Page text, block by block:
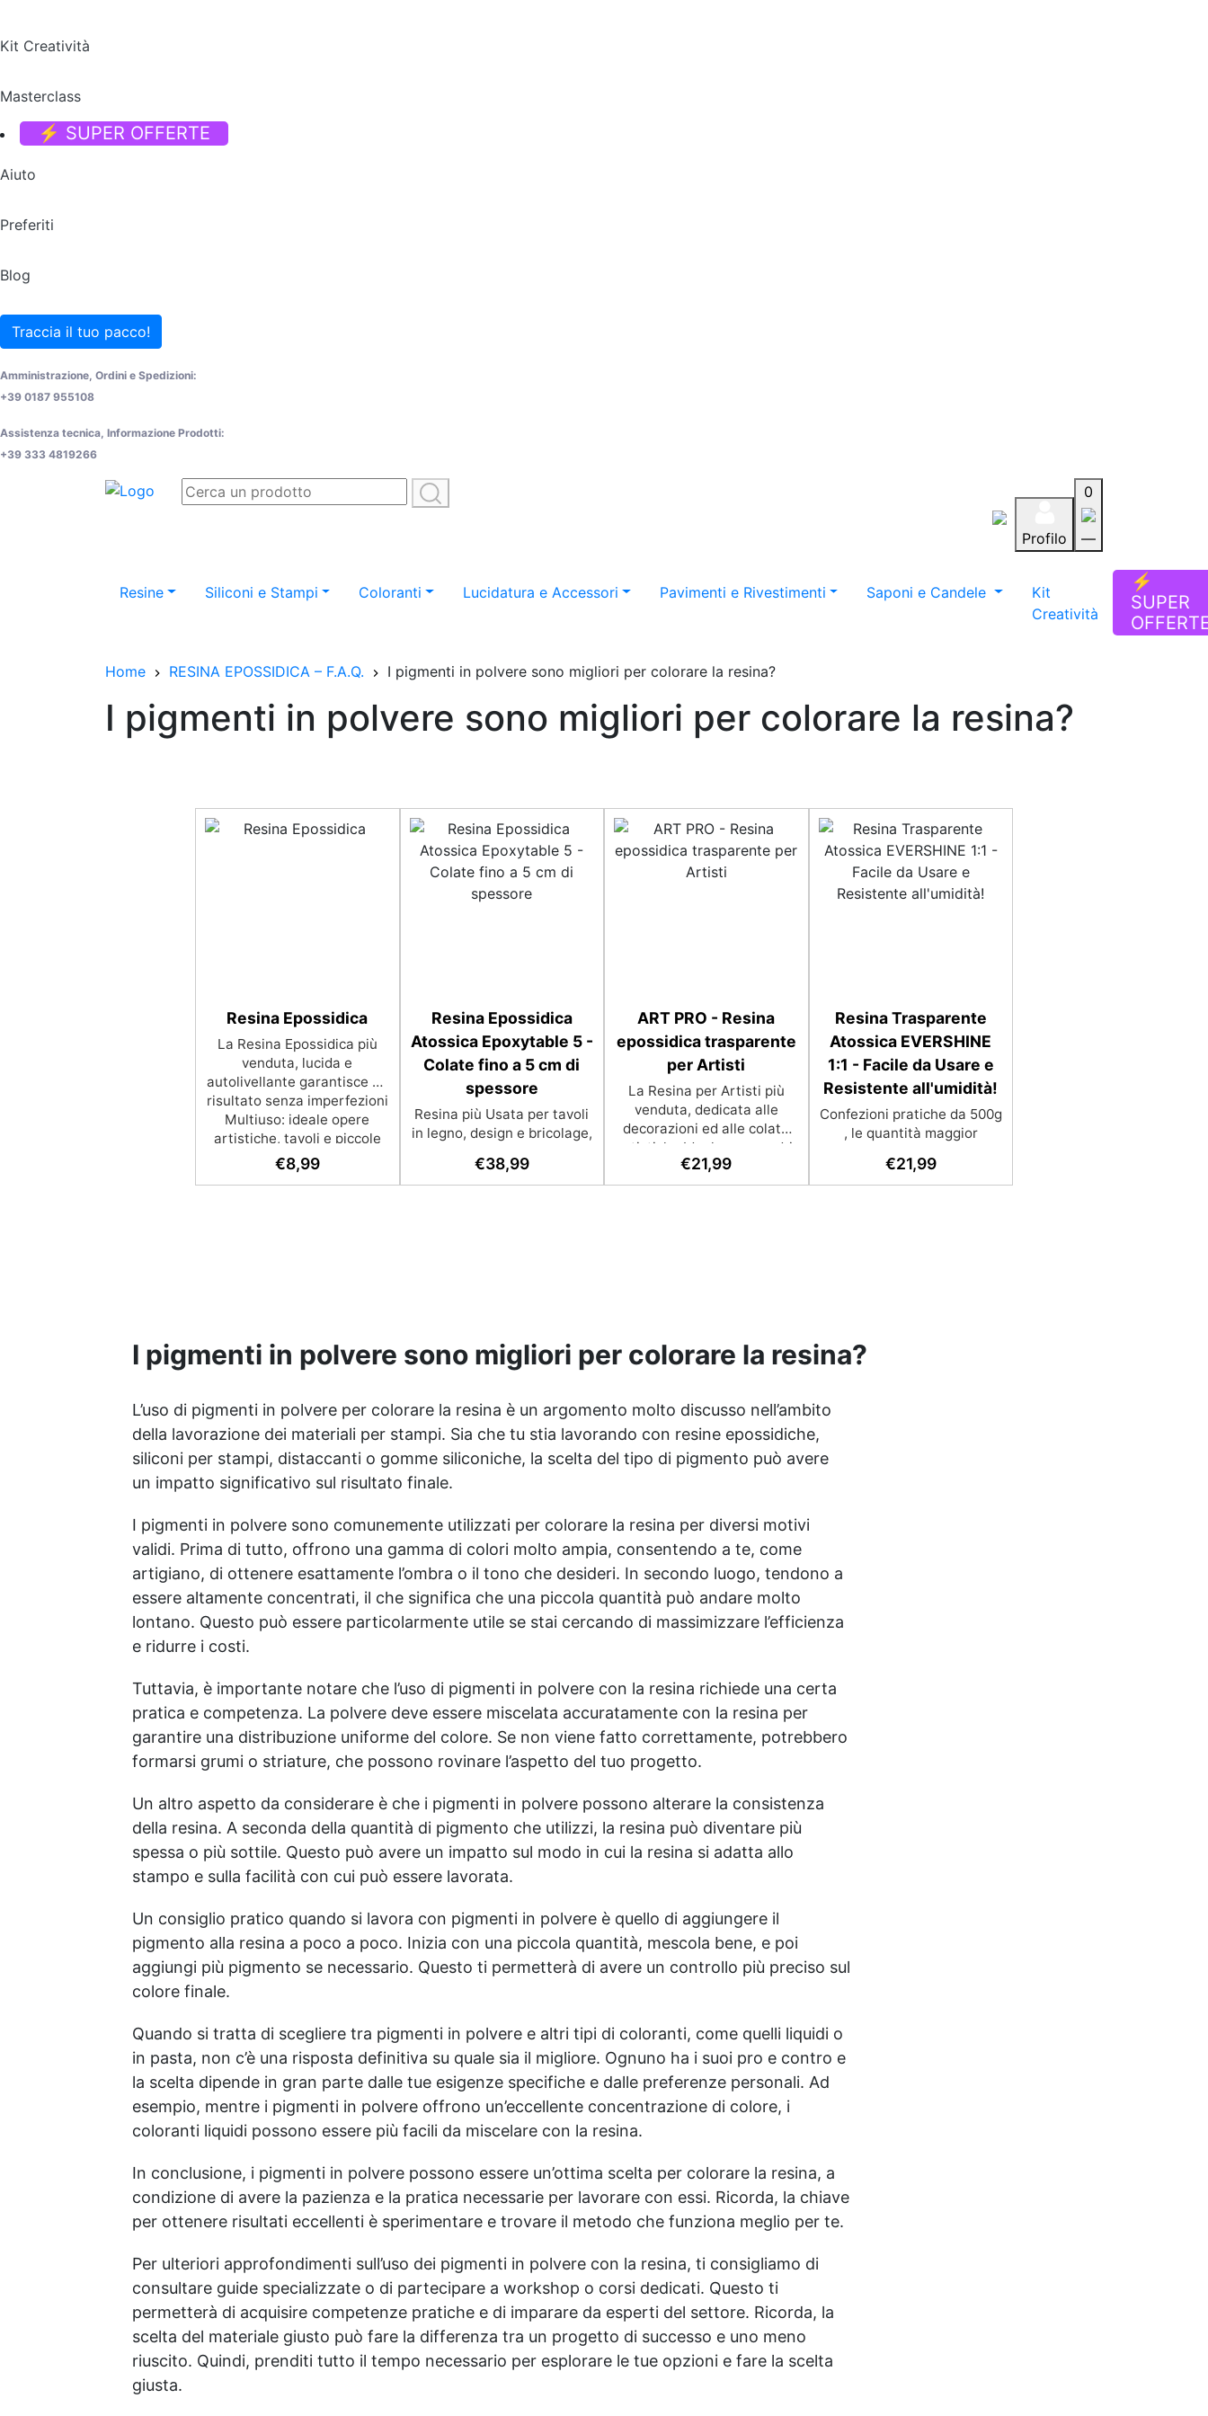
Kit Creatività
Masterclass
⚡ SUPER OFFERTE
Aiuto
Preferiti
Blog
Traccia il tuo pacco!
Amministrazione, Ordini e Spedizioni:
+39 0187 955108
Assistenza tecnica, Informazione Prodotti:
+39 333 4819266
Profilo
0
—
Resine Siliconi e Stampi Coloranti Lucidatura e Accessori Pavimenti e Rivestimenti Saponi e Candele
Kit
Creatività
⚡
SUPER
Home RESINA EPOSSIDICA – F.A.Q. I pigmenti in polvere sono migliori per colorare la resina?
I pigmenti in polvere sono migliori per colorare la resina?
Resina Epossidica
La Resina Epossidica più
venduta, lucida e
autolivellante garantisce un
risultato senza imperfezioni
Multiuso: ideale opere
artistiche, tavoli e piccole
creazioni con colate da 1
mm a 2 cm Resistente ai
inglobamenti Certificata
Atossica post catalisi per
free e VoC Free
€8,99
Resina Epossidica
Atossica Epoxytable 5 -
Colate fino a 5 cm di
spessore
Resina più Usata per tavoli
in legno, design e bricolage,
Bassissima esotermia per
lavorazioni sicure e senza
Sicura, atossica, BPA/VOC
free e certificata per il
€38,99
ART PRO - Resina
epossidica trasparente
per Artisti
La Resina per Artisti più
venduta, dedicata alle
decorazioni ed alle colate
artistiche Ideale per quadri,
rivestimenti, vassoi e anche
piccole creazioni artistiche.
lucida e brillante
€21,99
Resina Trasparente
Atossica EVERSHINE
1:1 - Facile da Usare e
Resistente all'umidità!
Confezioni pratiche da 500g
, le quantità maggior
di questo kit (es: 2kg = 4 kit
da 500g) Ideale per
miscelazione intuitivo basta
mescolare i 2 componenti in
rivestimenti e colorabile a
lucentezza duratura e alta
€21,99
I pigmenti in polvere sono migliori per colorare la resina?
L’uso di pigmenti in polvere per colorare la resina è un argomento molto discusso nell’ambito
della lavorazione dei materiali per stampi. Sia che tu stia lavorando con resine epossidiche,
siliconi per stampi, distaccanti o gomme siliconiche, la scelta del tipo di pigmento può avere
un impatto significativo sul risultato finale.
I pigmenti in polvere sono comunemente utilizzati per colorare la resina per diversi motivi
validi. Prima di tutto, offrono una gamma di colori molto ampia, consentendo a te, come
artigiano, di ottenere esattamente l’ombra o il tono che desideri. In secondo luogo, tendono a
essere altamente concentrati, il che significa che una piccola quantità può andare molto
lontano. Questo può essere particolarmente utile se stai cercando di massimizzare l’efficienza
e ridurre i costi.
Tuttavia, è importante notare che l’uso di pigmenti in polvere con la resina richiede una certa
pratica e competenza. La polvere deve essere miscelata accuratamente con la resina per
garantire una distribuzione uniforme del colore. Se non viene fatto correttamente, potrebbero
formarsi grumi o striature, che possono rovinare l’aspetto del tuo progetto.
Un altro aspetto da considerare è che i pigmenti in polvere possono alterare la consistenza
della resina. A seconda della quantità di pigmento che utilizzi, la resina può diventare più
spessa o più sottile. Questo può avere un impatto sul modo in cui la resina si adatta allo
stampo e sulla facilità con cui può essere lavorata.
Un consiglio pratico quando si lavora con pigmenti in polvere è quello di aggiungere il
pigmento alla resina a poco a poco. Inizia con una piccola quantità, mescola bene, e poi
aggiungi più pigmento se necessario. Questo ti permetterà di avere un controllo più preciso sul
colore finale.
Quando si tratta di scegliere tra pigmenti in polvere e altri tipi di coloranti, come quelli liquidi o
in pasta, non c’è una risposta definitiva su quale sia il migliore. Ognuno ha i suoi pro e contro e
la scelta dipende in gran parte dalle tue esigenze specifiche e dalle preferenze personali. Ad
esempio, mentre i pigmenti in polvere offrono un’eccellente concentrazione di colore, i
coloranti liquidi possono essere più facili da miscelare con la resina.
In conclusione, i pigmenti in polvere possono essere un’ottima scelta per colorare la resina, a
condizione di avere la pazienza e la pratica necessarie per lavorare con essi. Ricorda, la chiave
per ottenere risultati eccellenti è sperimentare e trovare il metodo che funziona meglio per te.
Per ulteriori approfondimenti sull’uso dei pigmenti in polvere con la resina, ti consigliamo di
consultare guide specializzate o di partecipare a workshop o corsi dedicati. Questo ti
permetterà di acquisire competenze pratiche e di imparare da esperti del settore. Ricorda, la
scelta del materiale giusto può fare la differenza tra un progetto di successo e uno meno
riuscito. Quindi, prenditi tutto il tempo necessario per esplorare le tue opzioni e fare la scelta
giusta.